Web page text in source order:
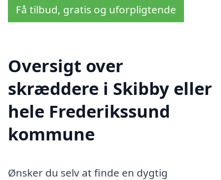
Få tilbud, gratis og uforpligtende
Oversigt over
skræddere i Skibby eller
hele Frederikssund
kommune
Ønsker du selv at finde en dygtig